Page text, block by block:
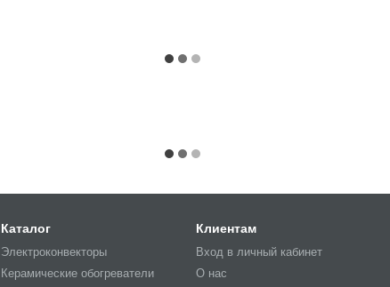
Каталог
Электроконвекторы
Керамические обогреватели
Клиентам
Вход в личный кабинет
О нас